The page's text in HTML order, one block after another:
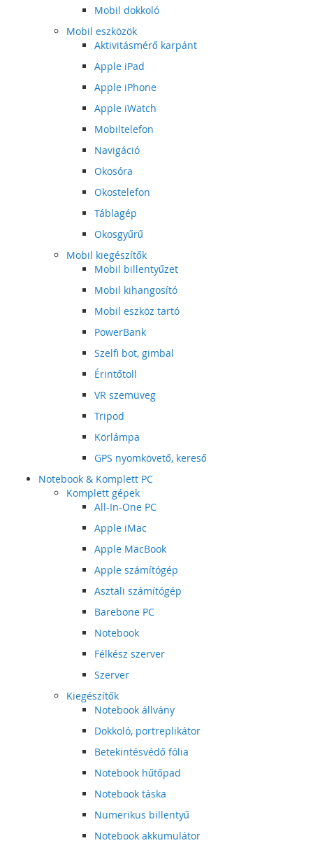
Mobil dokkoló
Mobil eszközök
Aktivitásmérő karpánt
Apple iPad
Apple iPhone
Apple iWatch
Mobiltelefon
Navigáció
Okosóra
Okostelefon
Táblagép
Okosgyűrű
Mobil kiegészítők
Mobil billentyűzet
Mobil kihangosító
Mobil eszköz tartó
PowerBank
Szelfi bot, gimbal
Érintőtoll
VR szemüveg
Tripod
Körlámpa
GPS nyomkövető, kereső
Notebook & Komplett PC
Komplett gépek
All-In-One PC
Apple iMac
Apple MacBook
Apple számítógép
Asztali számítógép
Barebone PC
Notebook
Félkész szerver
Szerver
Kiegészítők
Notebook állvány
Dokkoló, portreplikátor
Betekintésvédő fólia
Notebook hűtőpad
Notebook táska
Numerikus billentyű
Notebook akkumulátor